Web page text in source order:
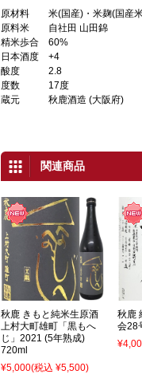
原材料
米(国産)・米麹(国産
原料米
自社田 山田錦
精米歩合
60%
日本酒度
+4
酸度
2.8
度数
17度
蔵元
秋鹿酒造 (大阪府)
関連商品
秋鹿 きもと純米生原酒
上村大町雄町「黒もへ
じ」2021 (5年熟成)
720ml
¥5,000(税込 ¥5,500)
秋鹿
会28